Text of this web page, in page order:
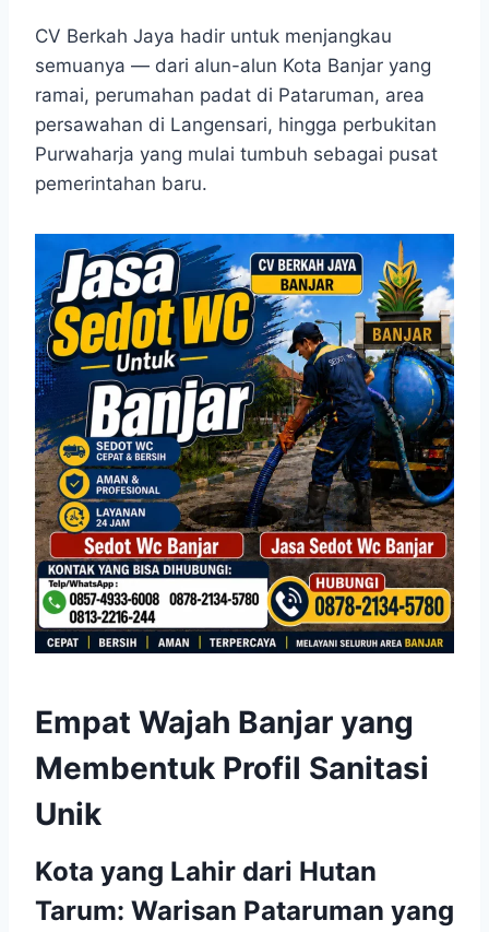
CV Berkah Jaya hadir untuk menjangkau
semuanya — dari alun-alun Kota Banjar yang
ramai, perumahan padat di Pataruman, area
persawahan di Langensari, hingga perbukitan
Purwaharja yang mulai tumbuh sebagai pusat
pemerintahan baru.
Empat Wajah Banjar yang
Membentuk Profil Sanitasi
Unik
Kota yang Lahir dari Hutan
Tarum: Warisan Pataruman yang